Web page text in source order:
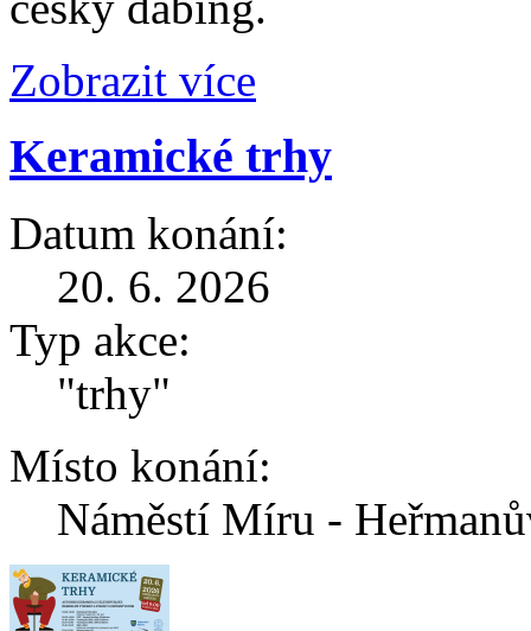
Zobrazit více
Keramické trhy
Datum konání:
20. 6. 2026
Typ akce:
"trhy"
Místo konání:
Náměstí Míru -